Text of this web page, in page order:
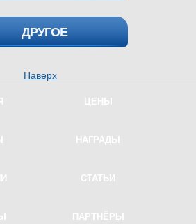
Водитель для женщины
Перегон автомобилей
Курьер на автомобиле
на трезвость
ДРУГОЕ
Наверх
ЦЕНЫ
НАГРАДЫ
СТАТЬИ
ПАРТНЁРЫ